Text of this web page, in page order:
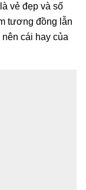
vẻ đẹp và số
tương đồng lẫn
cái hay của